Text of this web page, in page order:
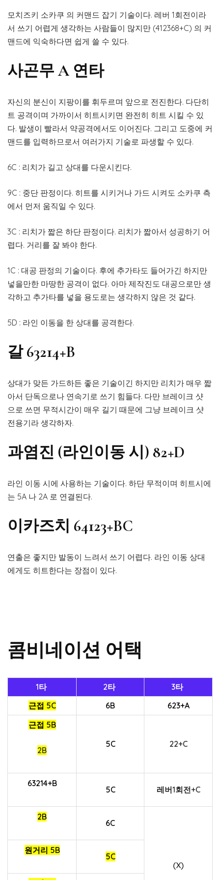
모치즈키 소카쿠 의 커맨드 잡기 기술이다. 레버 1회전이라
서 쓰기 어렵게 생각하는 사람들이 많지만 (412368+C) 의 커
맨드에 익숙하다면 쉽게 쓸 수 있다.
사곤무 A 연타
자신의 분신이 지팡이를 휘두르며 앞으로 전진한다. 다단히
트 공격이며 가까이서 히트시키면 완전히 히트 시킬 수 있
다. 발생이 빨라서 약공격에서도 이어진다. 그리고 도중에 커
맨드를 입력하므로서 여러가지 기술로 파생할 수 있다.
6C : 리치가 길고 상대를 다운시킨다.
9C : 중단 판정이다. 히트를 시키거나 가드 시켜도 소카쿠 측
에서 먼저 움직일 수 있다.
3C : 리치가 짧은 하단 판정이다. 리치가 짧아서 성공하기 어
렵다. 거리를 잘 봐야 한다.
1C : 대공 판정의 기술이다. 후에 추가타도 들어가긴 하지만
넣을만한 마땅한 공격이 없다. 아마 제작진도 대공으로만 생
각하고 추가타를 넣을 용도로는 생각하지 않은 것 같다.
5D : 라인 이동을 한 상대를 공격한다.
갈 63214+B
상대가 맞든 가드하든 좋은 기술이긴 하지만 리치가 매우 짧
아서 단독으로나 연속기로 쓰기 힘들다. 다만 브레이크 샷
으로 쓰면 무적시간이 매우 길기 때문에 그냥 브레이크 샷
전용기라 생각하자.
과염진 (라인이동 시) 82+D
라인 이동 시에 사용하는 기술이다. 하단 무적이며 히트시에
는 5A 나 2A 로 연결된다.
이카즈치 64123+BC
연출은 좋지만 발동이 느려서 쓰기 어렵다. 라인 이동 상대
에게도 히트한다는 장점이 있다.
콤비네이션 어택
1타 2타
3타
근접 5C
6B
623+A
근접 5B
2B
5C 22+C
63214+B
5C 레버1회전+C
2B
6C
(X)
원거리 5B
5C